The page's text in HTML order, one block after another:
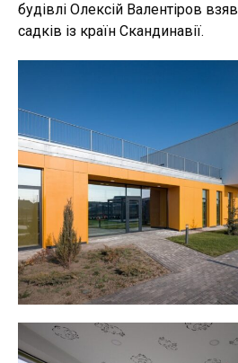
будівлі Олексій Валентіров
садків із країн Скандинавії.